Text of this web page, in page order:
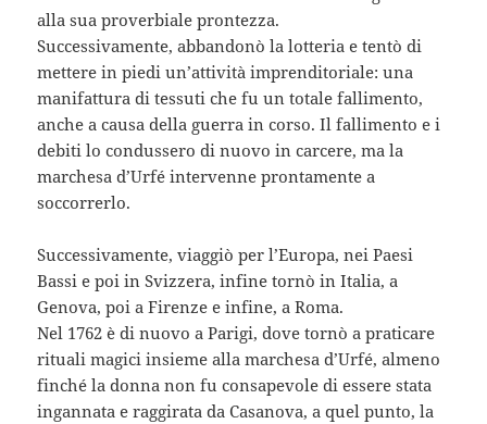
alla sua proverbiale prontezza.
Successivamente, abbandonò la lotteria e tentò di
mettere in piedi un’attività imprenditoriale: una
manifattura di tessuti che fu un totale fallimento,
anche a causa della guerra in corso. Il fallimento e i
debiti lo condussero di nuovo in carcere, ma la
marchesa d’Urfé intervenne prontamente a
soccorrerlo.
Successivamente, viaggiò per l’Europa, nei Paesi
Bassi e poi in Svizzera, infine tornò in Italia, a
Genova, poi a Firenze e infine, a Roma.
Nel 1762 è di nuovo a Parigi, dove tornò a praticare
rituali magici insieme alla marchesa d’Urfé, almeno
finché la donna non fu consapevole di essere stata
ingannata e raggirata da Casanova, a quel punto, la